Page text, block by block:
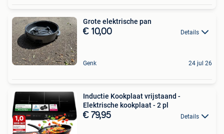
Grote elektrische pan
€ 10,00 Details
Genk 24 jul 26
Inductie Kookplaat vrijstaand -
Elektrische kookplaat - 2 pl
€ 79,95 Details